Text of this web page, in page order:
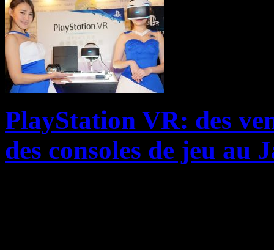
PlayStation VR: des
des consoles de jeu au